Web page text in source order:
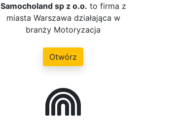
Samocholand sp z o.o. to firma z
miasta Warszawa działająca w
branży Motoryzacja
Otwórz